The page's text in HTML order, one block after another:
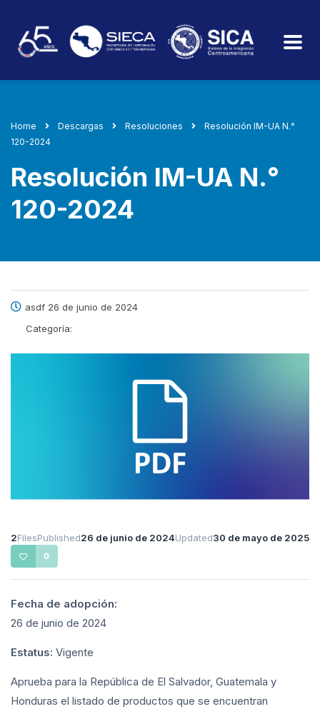
Home Descargas Resoluciones
Resolución IM-UA N.°
120-2024
Resolución IM-UA N.°
120-2024
asdf 26 de junio de 2024
Categoría:
2FilesPublished26 de junio de 2024Updated30 de mayo de 2025
0
Fecha de adopción:
26 de junio de 2024
Estatus: Vigente
Aprueba para la República de El Salvador, Guatemala y
Honduras el listado de productos que se encuentran